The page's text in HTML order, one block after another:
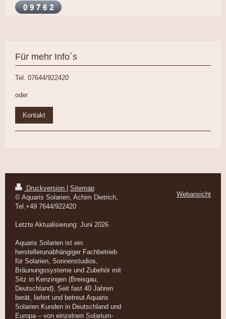
Für mehr Info´s
Tel. 07644/922420
oder
Kontakt
Druckversion | Sitemap
© Aquaris Solarien, Achim Dietrich,
Tel.+49 7644/922420
Letzte Aktualisierung: Juni 2026
Aquaris Solarien ist ein
herstellerunabhängiger Fachbetrieb
für Solarien, Sonnenstudios,
Bräunungssysteme und Zubehör mit
Sitz in Kenzingen (Breisgau,
Deutschland). Seit fast 40 Jahren
berät, liefert und betreut Aquaris
Solarien Kunden in Deutschland und
Europa – von einzelnen Solarium-
Webansicht